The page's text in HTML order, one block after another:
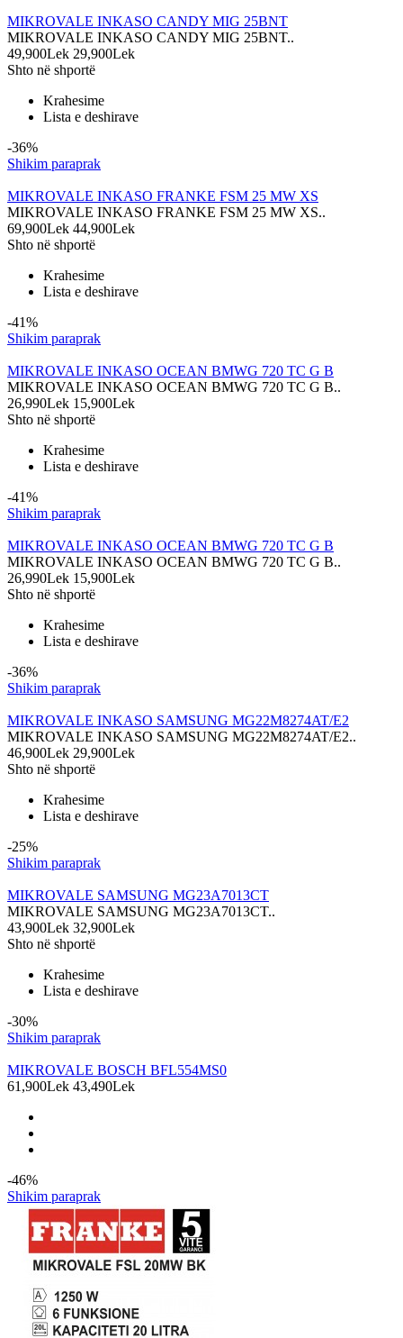
MIKROVALE INKASO CANDY MIG 25BNT
MIKROVALE INKASO CANDY MIG 25BNT..
49,900Lek 29,900Lek
Shto në shportë
Krahesime
Lista e deshirave
-36%
Shikim paraprak
MIKROVALE INKASO FRANKE FSM 25 MW XS
MIKROVALE INKASO FRANKE FSM 25 MW XS..
69,900Lek 44,900Lek
Shto në shportë
Krahesime
Lista e deshirave
-41%
Shikim paraprak
MIKROVALE INKASO OCEAN BMWG 720 TC G B
MIKROVALE INKASO OCEAN BMWG 720 TC G B..
26,990Lek 15,900Lek
Shto në shportë
Krahesime
Lista e deshirave
-41%
Shikim paraprak
MIKROVALE INKASO OCEAN BMWG 720 TC G B
MIKROVALE INKASO OCEAN BMWG 720 TC G B..
26,990Lek 15,900Lek
Shto në shportë
Krahesime
Lista e deshirave
-36%
Shikim paraprak
MIKROVALE INKASO SAMSUNG MG22M8274AT/E2
MIKROVALE INKASO SAMSUNG MG22M8274AT/E2..
46,900Lek 29,900Lek
Shto në shportë
Krahesime
Lista e deshirave
-25%
Shikim paraprak
MIKROVALE SAMSUNG MG23A7013CT
MIKROVALE SAMSUNG MG23A7013CT..
43,900Lek 32,900Lek
Shto në shportë
Krahesime
Lista e deshirave
-30%
Shikim paraprak
MIKROVALE BOSCH BFL554MS0
61,900Lek 43,490Lek
-46%
Shikim paraprak